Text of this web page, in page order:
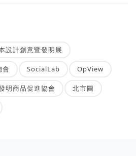
設計創意暨發明展
會 SocialLab OpView
明商品促進協會 北市圖